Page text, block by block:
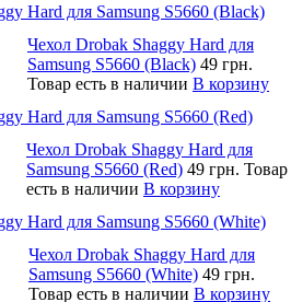
Hard для Samsung S5660 (Black)
Чехол Drobak Shaggy Hard для
Samsung S5660 (Black) 49 грн.
Товар есть в наличии В корзину
Hard для Samsung S5660 (Red)
Чехол Drobak Shaggy Hard для
Samsung S5660 (Red) 49 грн. Товар
есть в наличии В корзину
Hard для Samsung S5660 (White)
Чехол Drobak Shaggy Hard для
Samsung S5660 (White) 49 грн.
Товар есть в наличии В корзину